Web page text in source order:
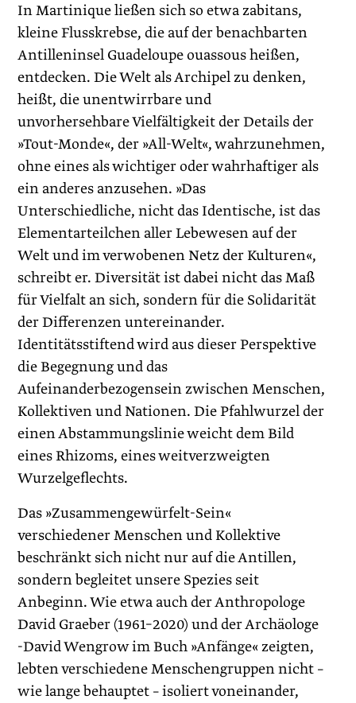
In Martinique ließen sich so etwa zabitans,
kleine Flusskrebse, die auf der benachbarten
Antilleninsel Guadeloupe ouassous heißen,
entdecken. Die Welt als Archipel zu denken,
heißt, die unentwirrbare und
unvorhersehbare Vielfältigkeit der Details der
»Tout-Monde«, der »All-Welt«, wahrzunehmen,
ohne eines als wichtiger oder wahrhaftiger als
ein anderes anzusehen. »Das
Unterschiedliche, nicht das Identische, ist das
Elementarteilchen aller Lebewesen auf der
Welt und im verwobenen Netz der Kulturen«,
schreibt er. Diversität ist dabei nicht das Maß
für Vielfalt an sich, sondern für die Solidarität
der Differenzen untereinander.
Identitätsstiftend wird aus dieser Perspektive
die Begegnung und das
Aufeinanderbezogensein zwischen Menschen,
Kollektiven und Nationen. Die Pfahlwurzel der
einen Abstammungslinie weicht dem Bild
eines Rhizoms, eines weitverzweigten
Wurzelgeflechts.
Das »Zusammengewürfelt-Sein«
verschiedener Menschen und Kollektive
beschränkt sich nicht nur auf die Antillen,
sondern begleitet unsere Spezies seit
Anbeginn. Wie etwa auch der Anthropologe
David Graeber (1961–2020) und der Archäologe
-David Wengrow im Buch »Anfänge« zeigten,
lebten verschiedene Menschengruppen nicht –
wie lange behauptet – isoliert voneinander,